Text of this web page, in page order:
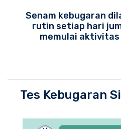
Senam kebugaran
rutin setiap hari
memulai
Tes Kebugaran